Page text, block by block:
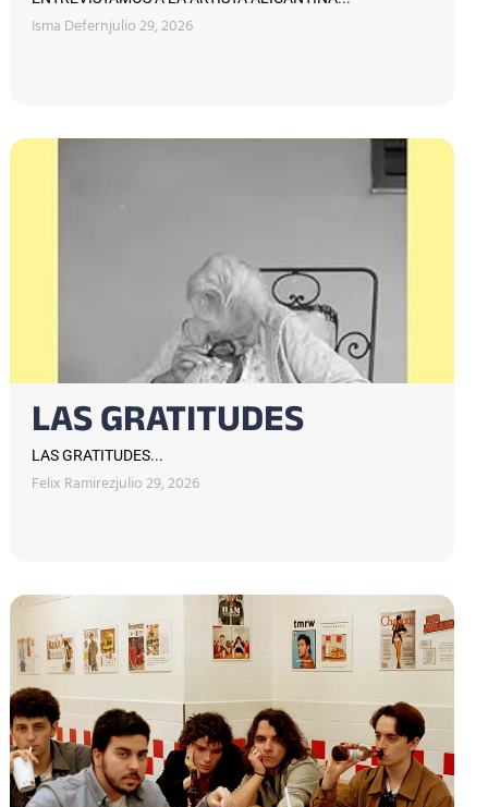
Isma Defernjulio 29, 2026
LAS GRATITUDES
LAS GRATITUDES...
Felix Ramirezjulio 29, 2026